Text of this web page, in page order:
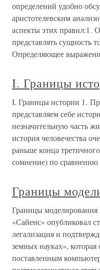
определений удобно
аристотелевским
аспекты этих правил:1.
представлять сущность
Определяющее
I. Границы
I. Границы истории 1.
представляем себе
незначительную часть
история человечества
раньше конца
сомнение) по сравнению
Границы
Границы моделирования
«Сайенс» опубликовал
легализация и
земных науках»,
поставленным